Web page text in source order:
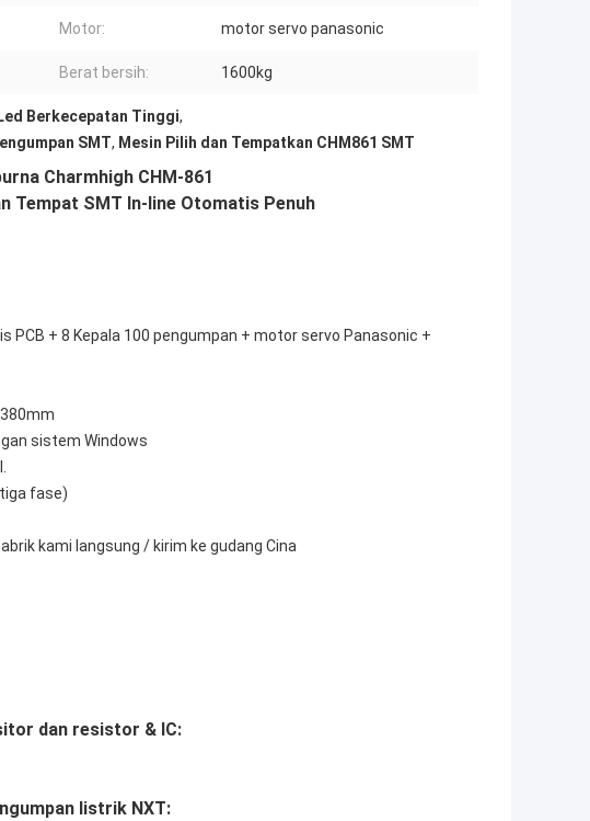
Motor: motor servo panasonic
Berat bersih: 1600kg
Berkecepatan Tinggi,
SMT, Mesin Pilih dan Tempatkan CHM861 SMT
Charmhigh CHM-861
Tempat SMT In-line Otomatis Penuh
+ 8 Kepala 100 pengumpan + motor servo Panasonic +
sistem Windows
fase)
kami langsung / kirim ke gudang Cina
dan resistor & IC:
listrik NXT: